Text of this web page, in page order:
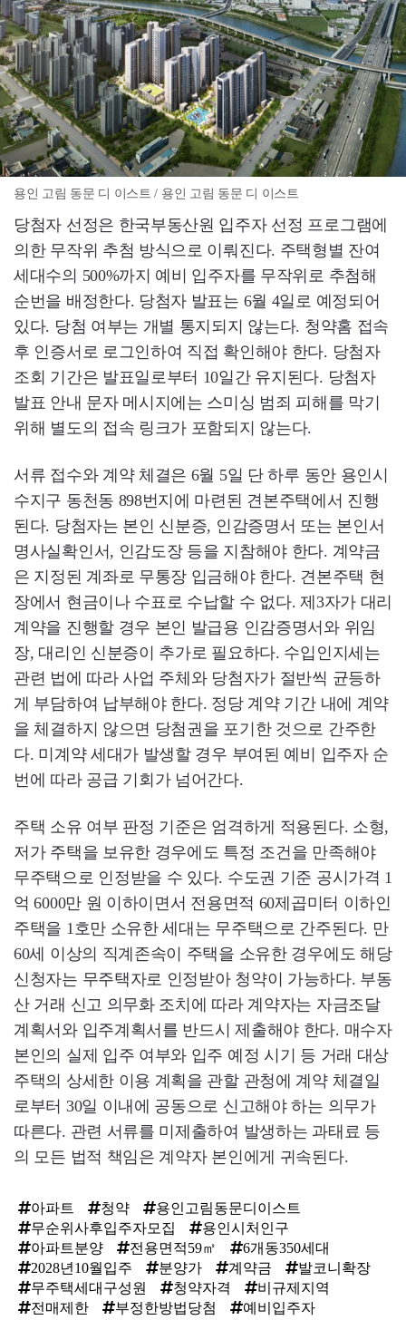
용인 고림 동문 디 이스트 / 용인 고림 동문 디 이스트
당첨자 선정은 한국부동산원 입주자 선정 프로그램에
의한 무작위 추첨 방식으로 이뤄진다. 주택형별 잔여
세대수의 500%까지 예비 입주자를 무작위로 추첨해
순번을 배정한다. 당첨자 발표는 6월 4일로 예정되어
있다. 당첨 여부는 개별 통지되지 않는다. 청약홈 접속
후 인증서로 로그인하여 직접 확인해야 한다. 당첨자
조회 기간은 발표일로부터 10일간 유지된다. 당첨자
발표 안내 문자 메시지에는 스미싱 범죄 피해를 막기
위해 별도의 접속 링크가 포함되지 않는다.
서류 접수와 계약 체결은 6월 5일 단 하루 동안 용인시
수지구 동천동 898번지에 마련된 견본주택에서 진행
된다. 당첨자는 본인 신분증, 인감증명서 또는 본인서
명사실확인서, 인감도장 등을 지참해야 한다. 계약금
은 지정된 계좌로 무통장 입금해야 한다. 견본주택 현
장에서 현금이나 수표로 수납할 수 없다. 제3자가 대리
계약을 진행할 경우 본인 발급용 인감증명서와 위임
장, 대리인 신분증이 추가로 필요하다. 수입인지세는
관련 법에 따라 사업 주체와 당첨자가 절반씩 균등하
게 부담하여 납부해야 한다. 정당 계약 기간 내에 계약
을 체결하지 않으면 당첨권을 포기한 것으로 간주한
다. 미계약 세대가 발생할 경우 부여된 예비 입주자 순
번에 따라 공급 기회가 넘어간다.
주택 소유 여부 판정 기준은 엄격하게 적용된다. 소형,
저가 주택을 보유한 경우에도 특정 조건을 만족해야
무주택으로 인정받을 수 있다. 수도권 기준 공시가격 1
억 6000만 원 이하이면서 전용면적 60제곱미터 이하인
주택을 1호만 소유한 세대는 무주택으로 간주된다. 만
60세 이상의 직계존속이 주택을 소유한 경우에도 해당
신청자는 무주택자로 인정받아 청약이 가능하다. 부동
산 거래 신고 의무화 조치에 따라 계약자는 자금조달
계획서와 입주계획서를 반드시 제출해야 한다. 매수자
본인의 실제 입주 여부와 입주 예정 시기 등 거래 대상
주택의 상세한 이용 계획을 관할 관청에 계약 체결일
로부터 30일 이내에 공동으로 신고해야 하는 의무가
따른다. 관련 서류를 미제출하여 발생하는 과태료 등
의 모든 법적 책임은 계약자 본인에게 귀속된다.
아파트 청약
용인고림동문디이스트
무순위사후입주자모집
용인시처인구
아파트분양
전용면적59㎡
6개동350세대
2028년10월입주
분양가 계약금
발코니확장
무주택세대구성원
청약자격
비규제지역
전매제한
부정한방법당첨
예비입주자